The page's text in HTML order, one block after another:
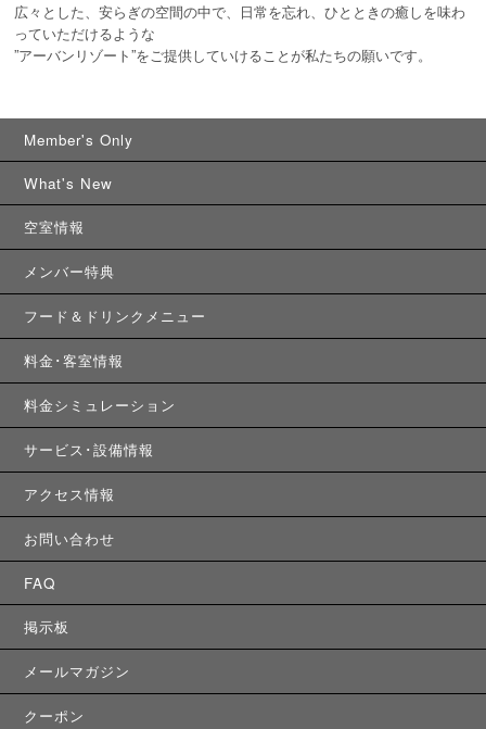
広々とした、安らぎの空間の中で、日常を忘れ、ひとときの癒しを味わ
っていただけるような
”アーバンリゾート”をご提供していけることが私たちの願いです。
Member's Only
What's New
空室情報
メンバー特典
フード＆ドリンクメニュー
料金･客室情報
料金シミュレーション
サービス･設備情報
アクセス情報
お問い合わせ
FAQ
掲示板
メールマガジン
クーポン